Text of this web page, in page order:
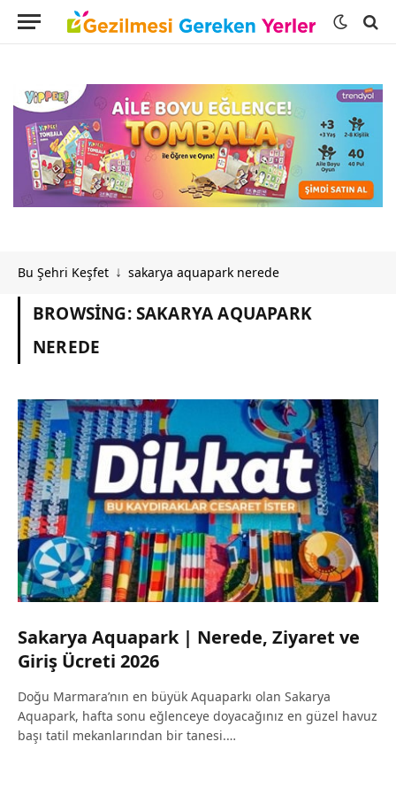
Bu Şehri Keşfet ↓ sakarya aquapark nerede
BROWSING:SAKARYA AQUAPARK
NEREDE
Sakarya Aquapark | Nerede, Ziyaret ve
Giriş Ücreti 2026
Doğu Marmara’nın en büyük Aquaparkı olan Sakarya
Aquapark, hafta sonu eğlenceye doyacağınız en güzel havuz
başı tatil mekanlarından bir tanesi.…